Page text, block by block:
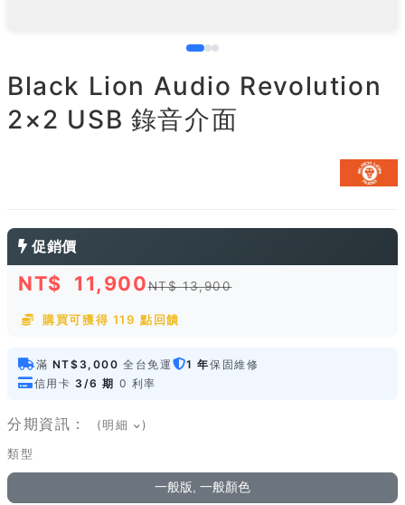
Black Lion Audio Revolution
2×2 USB 錄音介面
促銷價
NT$ 11,900NT$ 13,900
購買可獲得 119 點回饋
滿 NT$3,000 全台免運 1 年保固維修
信用卡 3/6 期 0 利率
分期資訊： (明細 )
類型
一般版, 一般顏色